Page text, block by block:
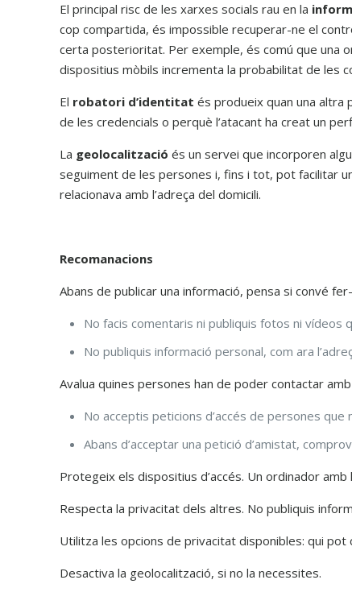
El principal risc de les xarxes socials rau en la
cop compartida, és impossible recuperar-ne el
certa posterioritat. Per exemple, és comú que una
dispositius mòbils incrementa la probabilitat de les
El robatori d’identitat és produeix quan una altra
de les credencials o perquè l’atacant ha creat un
La geolocalització és un servei que incorporen
seguiment de les persones i, fins i tot, pot facilitar
relacionava amb l’adreça del domicili.
Recomanacions
Abans de publicar una informació, pensa si convé
No facis comentaris ni publiquis fotos ni vídeos
No publiquis informació personal, com ara
Avalua quines persones han de poder contactar
No acceptis peticions d’accés de persones que
Abans d’acceptar una petició d’amistat,
Protegeix els dispositius d’accés. Un ordinador
Respecta la privacitat dels altres. No publiquis
Utilitza les opcions de privacitat disponibles: qui
Desactiva la geolocalització, si no la necessites.